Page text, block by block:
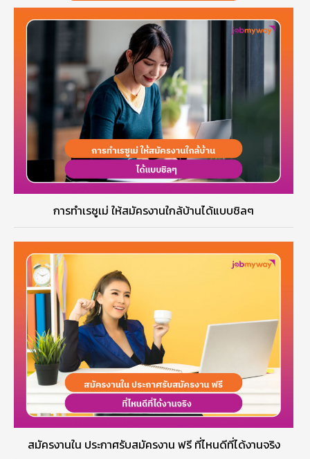
การทำเรซูเม่ ให้สมัครงานใกล้บ้านได้แบบชิลๆ
สมัครงานใน ประกาศรับสมัครงาน ฟรี ที่ไหนดีที่ได้งานจริง